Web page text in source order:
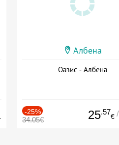
Албена
Оазис - Албена
-25%
34.05€ 25.57
€ /